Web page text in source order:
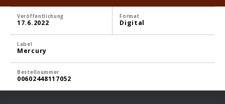
Veröffentlichung
17.6.2022
Format
Digital
Label
Mercury
Bestellnummer
00602448117052